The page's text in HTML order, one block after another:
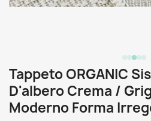
Tappeto ORGANIC
D'albero Crema /
Moderno Forma